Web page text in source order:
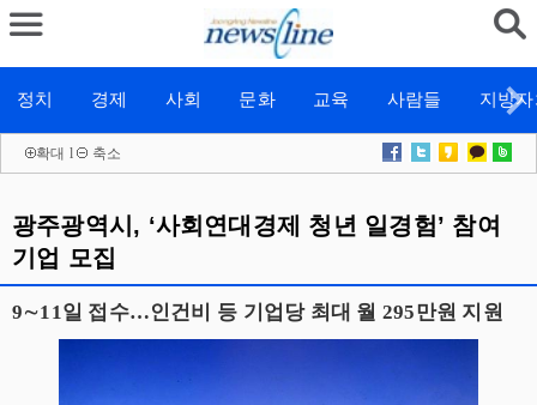
정치 경제 사회 문화 교육 사람들 지방
확대 l 축소
광주광역시, ‘사회연대경제 청년 일경험’ 참여
기업 모집
9∼11일 접수…인건비 등 기업당 최대 월 295만원 지원